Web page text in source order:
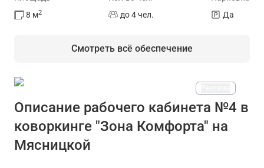
8 м2
до 4 чел.
Да
Смотреть всё обеспечение
На площадке есть
Массажный стол Проектор Доступ в интернет/
Описание рабочего кабинета №4 в
коворкинге "Зона Комфорта" на
Мясницкой